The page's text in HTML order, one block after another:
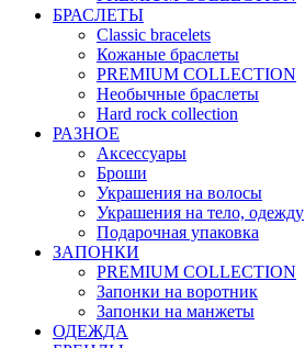
БРАСЛЕТЫ
Classic bracelets
Кожаные браслеты
PREMIUM COLLECTION
Необычные браслеты
Hard rock collection
РАЗНОЕ
Аксессуары
Броши
Украшения на волосы
Украшения на тело, одежду
Подарочная упаковка
ЗАПОНКИ
PREMIUM COLLECTION
Запонки на воротник
Запонки на манжеты
ОДЕЖДА